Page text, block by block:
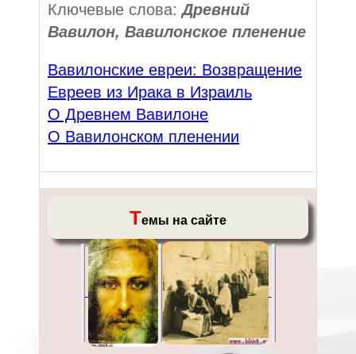
Ключевые слова:Древний
Вавилон, Вавилонское пленение
Вавилонские евреи: Возвращение
Евреев из Ирака в Израиль
О Древнем Вавилоне
О Вавилонском пленении
Темы на сайте